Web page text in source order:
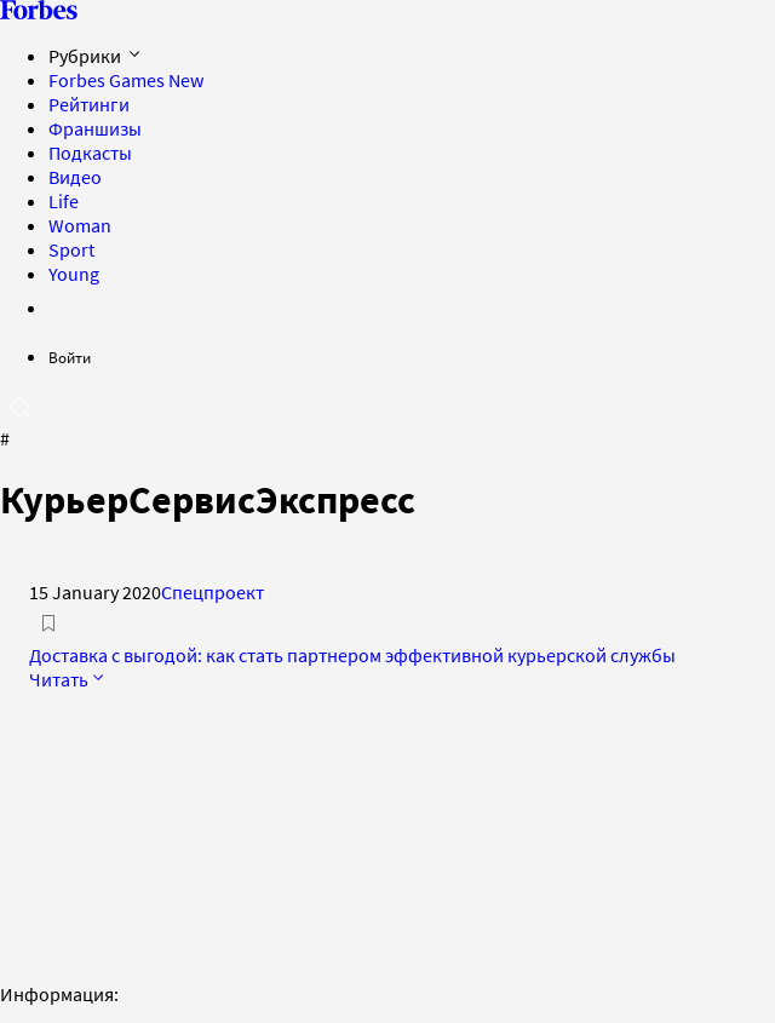
Рубрики
Forbes Games New
Рейтинги
Франшизы
Подкасты
Видео
Life
Woman
Sport
Young
Войти
#
КурьерСервисЭкспресс
15 January 2020Спецпроект
Доставка с выгодой: как стать партнером эффективной курьерской службы
Читать
Информация: